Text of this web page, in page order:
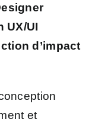
UX/UI
d’impact
et